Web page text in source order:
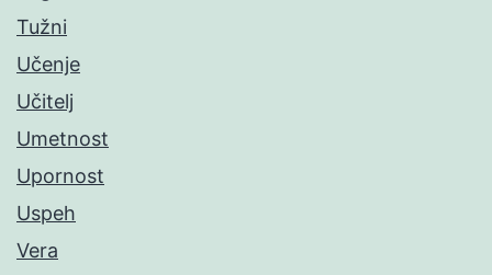
Tužni
Učenje
Učitelj
Umetnost
Upornost
Uspeh
Vera